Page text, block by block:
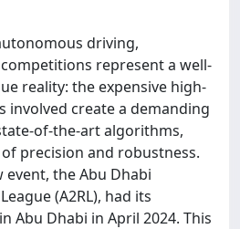
driving,
represent a well-
reality: the expensive high-
involved create a demanding
of-the-art algorithms,
precision and robustness.
the Abu Dhabi
(A2RL), had its
Abu Dhabi in April 2024. This